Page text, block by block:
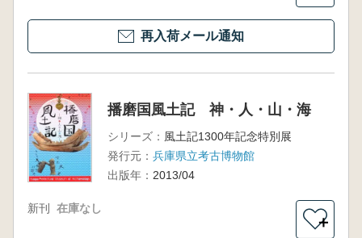
再入荷メール通知
播磨国風土記 神・人・山・海
シリーズ： 風土記1300年記念特別展
発行元： 兵庫県立考古博物館
出版年： 2013/04
新刊 在庫なし
＋